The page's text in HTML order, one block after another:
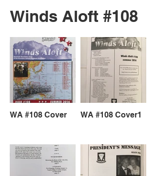
Winds Aloft #108
WA #108 Cover WA #108 Cover1